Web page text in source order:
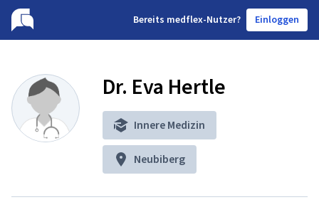
Bereits medflex-Nutzer? Einloggen
Dr. Eva Hertle
Innere Medizin
Neubiberg